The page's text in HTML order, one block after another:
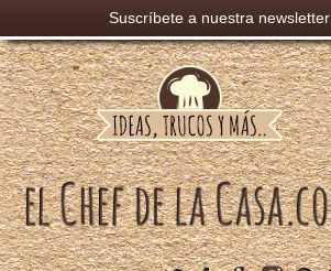
Suscríbete a nuestra newsletter